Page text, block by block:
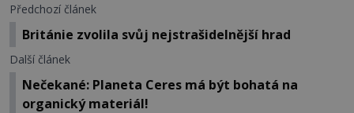
Předchozí článek
Británie zvolila svůj nejstrašidelnější hrad
Další článek
Nečekané: Planeta Ceres má být bohatá na
organický materiál!